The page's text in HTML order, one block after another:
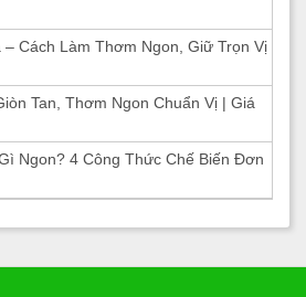
Cách Làm Thơm Ngon, Giữ Trọn Vị
Tan, Thơm Ngon Chuẩn Vị | Giá
Ngon? 4 Công Thức Chế Biến Đơn